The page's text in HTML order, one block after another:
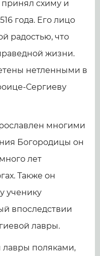
схиму и
года. Его лицо
радостью, что
жизни.
нетленными в
Сергиеву
многими
Богородицы он
лет
Также он
ученику
впоследствии
лавры.
лавры поляками,